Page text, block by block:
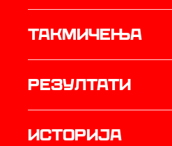
Такмичења
резултати
историја